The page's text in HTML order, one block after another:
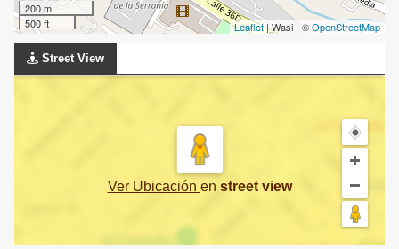
200 m
500 ft
Leaflet| Wasi - ©OpenStreetMap
Street View
Ver Ubicación en street view